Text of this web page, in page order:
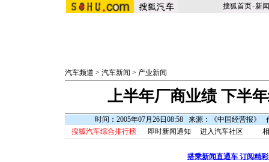
搜狐首页-新闻
汽车频道 > 汽车新闻 > 产业新闻
上半年厂商业绩 下半
时间：2005年07月26日08:58 来源：《中国经营报》
搜狐汽车综合排行榜
即时新闻通知 进入汽车社区
搭乘新闻直通车 订阅精